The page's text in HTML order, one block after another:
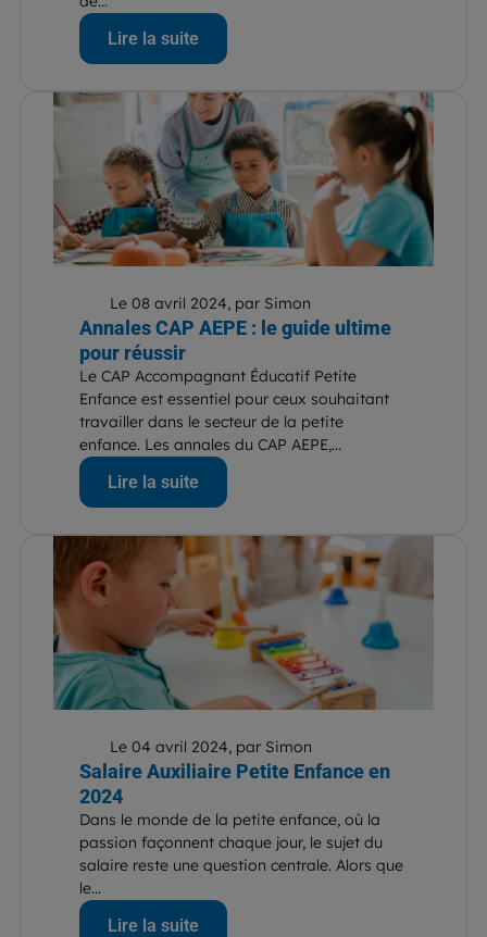
Lire la suite
Le 08 avril 2024, par Simon
Annales CAP AEPE : le guide ultime
pour réussir
Le CAP Accompagnant Éducatif Petite
Enfance est essentiel pour ceux souhaitant
travailler dans le secteur de la petite
enfance. Les annales du CAP AEPE,...
Lire la suite
Le 04 avril 2024, par Simon
Salaire Auxiliaire Petite Enfance en
2024
Dans le monde de la petite enfance, où la
passion façonnent chaque jour, le sujet du
salaire reste une question centrale. Alors que
le...
Lire la suite